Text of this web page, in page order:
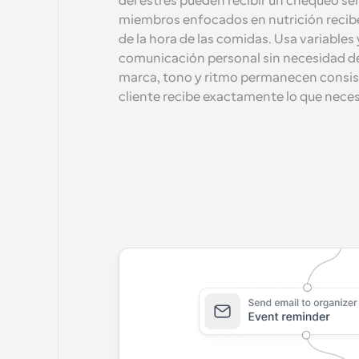
miembros enfocados en nutrición
de la hora de las comidas. Usa
comunicación personal sin necesidad
marca, tono y ritmo permanecen
cliente recibe exactamente lo que